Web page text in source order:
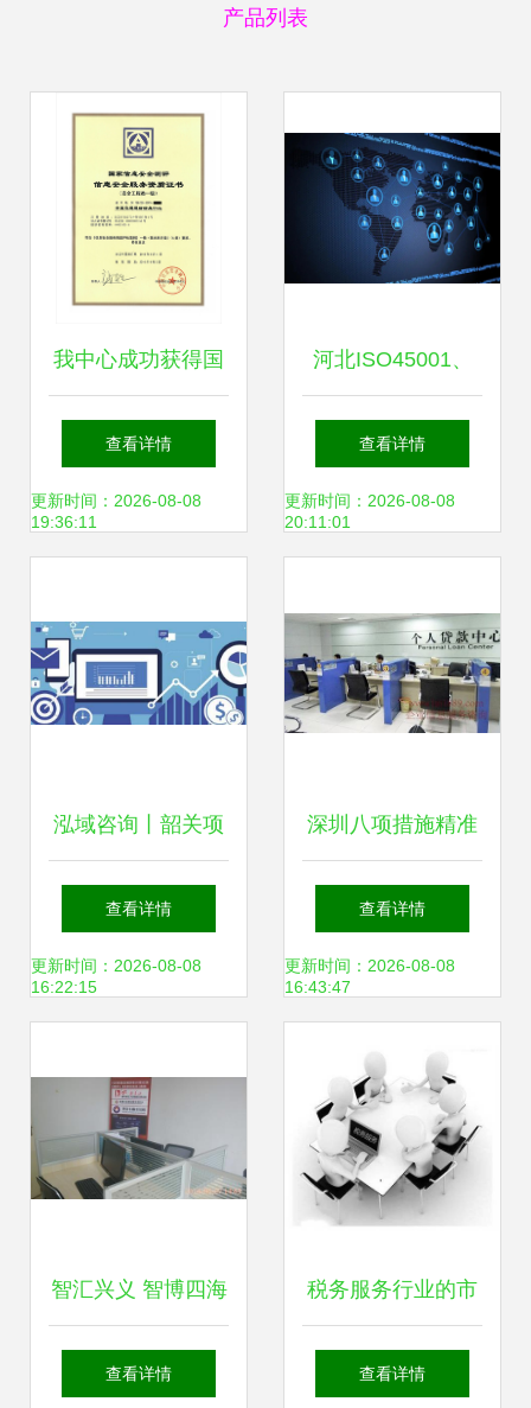
产品列表
我中心成功获得国
家信息安全测评信
息安全服务资质
查看详情
更新时间：2026-08-08
19:36:11
河北ISO45001、
信息系统建设与服
务能力评估(CS咨
的综合解析
查看详情
更新时间：2026-08-08
20:11:01
泓域咨询丨韶关项
目可行性研究报告
编写指南
查看详情
更新时间：2026-08-08
16:22:15
深圳八项措施精准
调控楼市 政策解读
及全文速览
查看详情
更新时间：2026-08-08
16:43:47
智汇兴义 智博四海
信息咨询的探索与
查看详情
税务服务行业的市
场现状与信息咨询
查看详情